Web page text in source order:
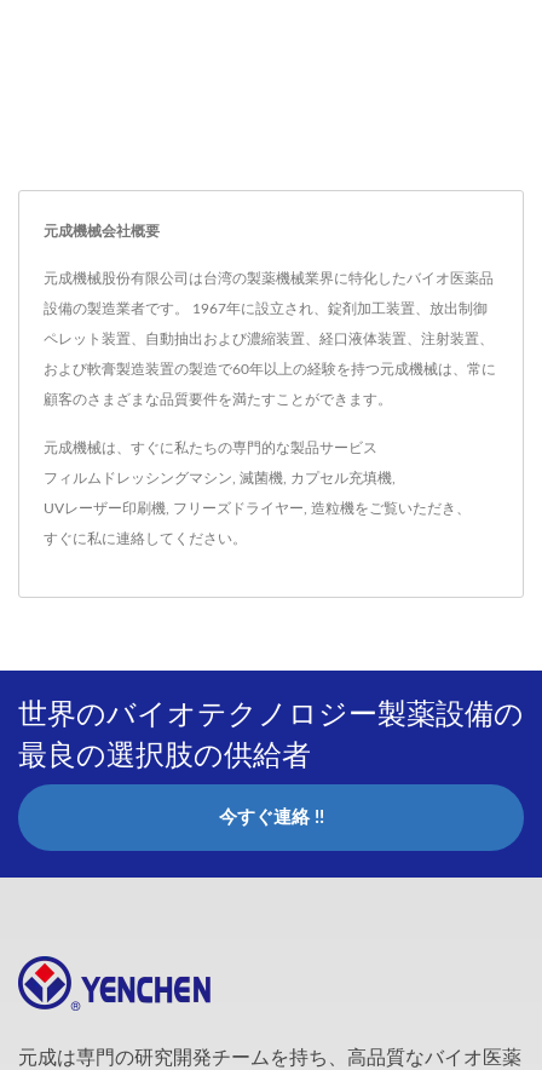
元成機械会社概要
元成機械股份有限公司は台湾の製薬機械業界に特化したバイオ医薬品
設備の製造業者です。 1967年に設立され、錠剤加工装置、放出制御
ペレット装置、自動抽出および濃縮装置、経口液体装置、注射装置、
および軟膏製造装置の製造で60年以上の経験を持つ元成機械は、常に
顧客のさまざまな品質要件を満たすことができます。
元成機械は、すぐに私たちの専門的な製品サービス
フィルムドレッシングマシン 滅菌機 カプセル充填機
UVレーザー印刷機 フリーズドライヤー 造粒機をご覧いただき、
すぐに私に連絡してください。
世界のバイオテクノロジー製薬設備の
最良の選択肢の供給者
今すぐ連絡 !!
元成は専門の研究開発チームを持ち、高品質なバイオ医薬